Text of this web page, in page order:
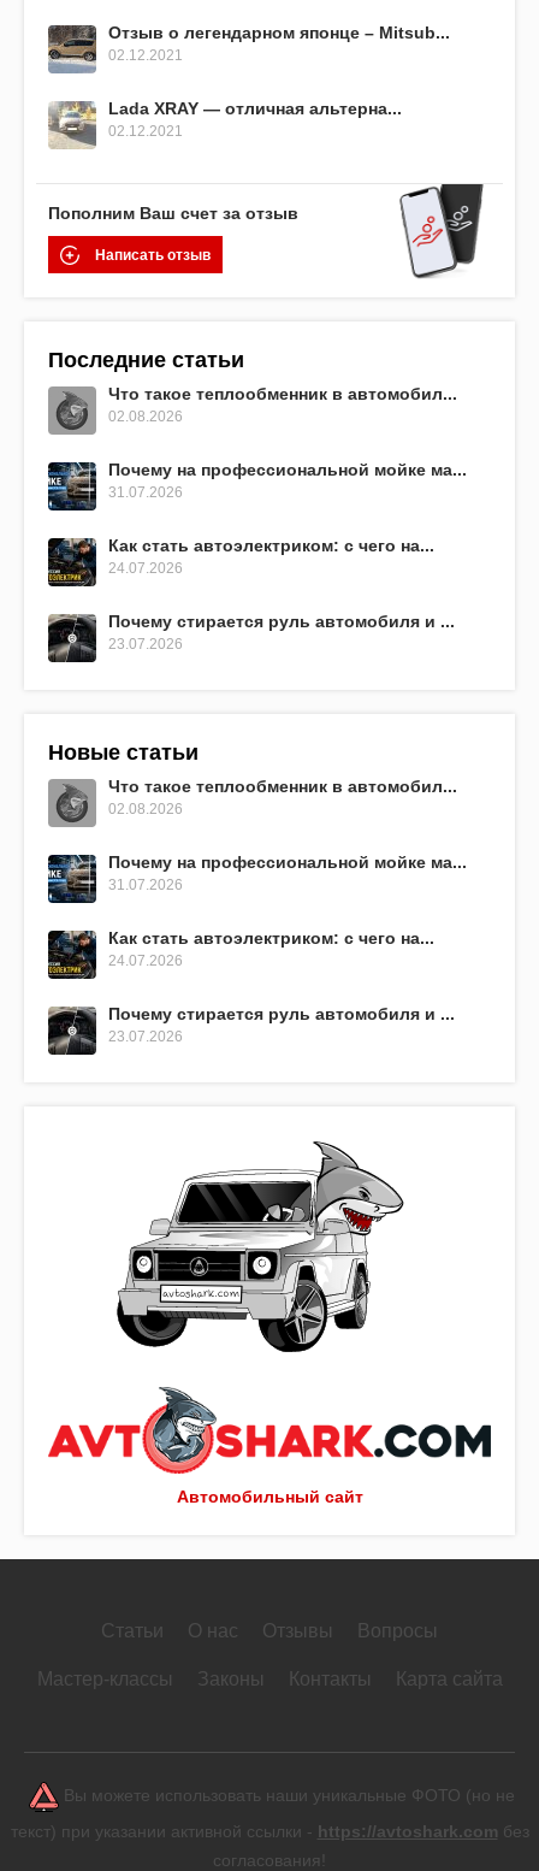
Автомобильный сайт
Отзыв о легендарном японце – Mitsub...
02.12.2021
Lada XRAY — отличная альтерна...
02.12.2021
Пополним Ваш счет за отзыв
Написать отзыв
Последние статьи
Что такое теплообменник в автомобил...
02.08.2026
Почему на профессиональной мойке ма...
31.07.2026
Как стать автоэлектриком: с чего на...
24.07.2026
Почему стирается руль автомобиля и ...
23.07.2026
Новые статьи
Что такое теплообменник в автомобил...
02.08.2026
Почему на профессиональной мойке ма...
31.07.2026
Как стать автоэлектриком: с чего на...
24.07.2026
Почему стирается руль автомобиля и ...
23.07.2026
Статьи О нас Отзывы Вопросы
Мастер-классы Законы Контакты Карта сайта
Вы можете использовать наши уникальные ФОТО (но не
текст) при указании активной ссылки - https://avtoshark.com без
согласования!